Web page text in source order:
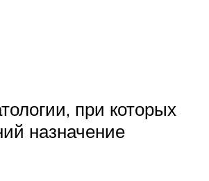
при которых
назначение